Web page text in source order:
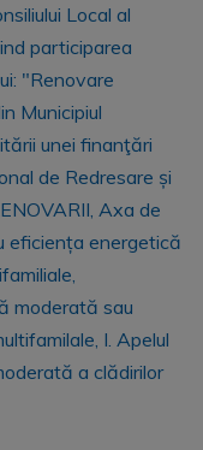
Local al
participarea
"Renovare
Municipiul
unei finanţări
de Redresare și
Axa de
eficiența energetică
moderată sau
I. Apelul
a clădirilor